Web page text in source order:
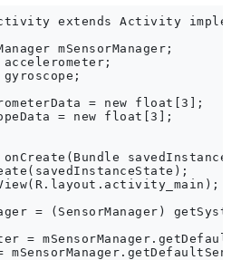
extends Activity
mSensorManager;
= new float[3];
= new float[3];
= (SensorManager)
=